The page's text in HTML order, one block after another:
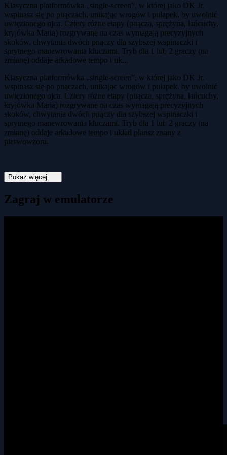
Klasyczna platformówka „single-screen”, w której jako DK Jr.
wspinasz się po pnączach, unikając wrogów i pułapek, by uwolnić
uwięzionego ojca. Cztery różne etapy (pnącza, sprężyna, łańcuchy,
kryjówka Maria) rozgrywane na czas wymagają precyzyjnych
skoków, chwytania dwóch pnączy dla szybszej wspinaczki i
sprytnego manewrowania kluczami. Tryb dla 1 lub 2 graczy (na
zmianę) oddaje arkadowe tempo i uk...
Klasyczna platformówka „single-screen”, w której jako DK Jr.
wspinasz się po pnączach, unikając wrogów i pułapek, by uwolnić
uwięzionego ojca. Cztery różne etapy (pnącza, sprężyna, łańcuchy,
kryjówka Maria) rozgrywane na czas wymagają precyzyjnych
skoków, chwytania dwóch pnączy dla szybszej wspinaczki i
sprytnego manewrowania kluczami. Tryb dla 1 lub 2 graczy (na
zmianę) oddaje arkadowe tempo i układ plansz znany z
pierwowzoru.
Pokaż więcej
Zagraj w emulatorze